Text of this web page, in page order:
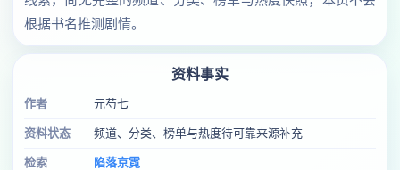
根据书名推测剧情。
资料事实
作者 元芍七
资料状态 频道、分类、榜单与热度待可靠来源补充
检索 陷落京霓